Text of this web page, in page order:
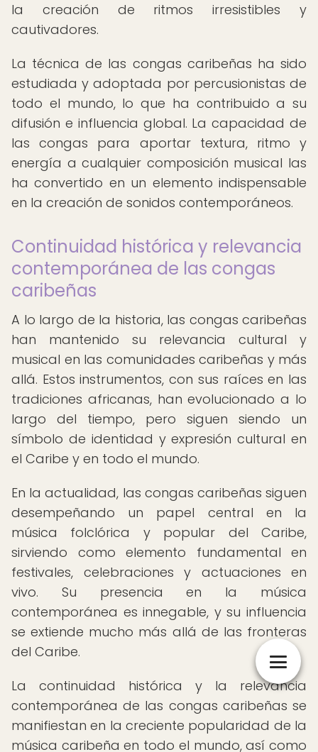
la creación de ritmos irresistibles y
cautivadores.
La técnica de las congas caribeñas ha sido
estudiada y adoptada por percusionistas de
todo el mundo, lo que ha contribuido a su
difusión e influencia global. La capacidad de
las congas para aportar textura, ritmo y
energía a cualquier composición musical las
ha convertido en un elemento indispensable
en la creación de sonidos contemporáneos.
Continuidad histórica y relevancia
contemporánea de las congas
caribeñas
A lo largo de la historia, las congas caribeñas
han mantenido su relevancia cultural y
musical en las comunidades caribeñas y más
allá. Estos instrumentos, con sus raíces en las
tradiciones africanas, han evolucionado a lo
largo del tiempo, pero siguen siendo un
símbolo de identidad y expresión cultural en
el Caribe y en todo el mundo.
En la actualidad, las congas caribeñas siguen
desempeñando un papel central en la
música folclórica y popular del Caribe,
sirviendo como elemento fundamental en
festivales, celebraciones y actuaciones en
vivo. Su presencia en la música
contemporánea es innegable, y su influencia
se extiende mucho más allá de las fronteras
del Caribe.
La continuidad histórica y la relevancia
contemporánea de las congas caribeñas se
manifiestan en la creciente popularidad de la
música caribeña en todo el mundo, así como